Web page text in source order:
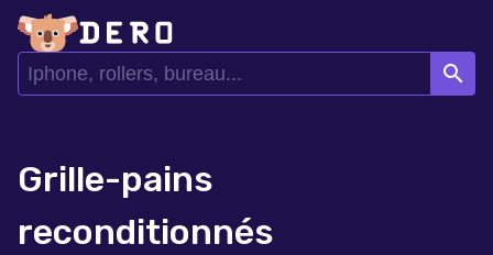
search
Grille-pains
reconditionnés